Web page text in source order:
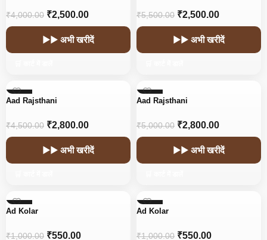
₹4,000.00 ₹2,500.00
▶▶ अभी खरीदें
₹5,500.00 ₹2,500.00
▶▶ अभी खरीदें
-38%
Aad Rajsthani
₹4,500.00 ₹2,800.00
▶▶ अभी खरीदें
-44%
Aad Rajsthani
₹5,000.00 ₹2,800.00
▶▶ अभी खरीदें
-45%
Ad Kolar
₹1,000.00 ₹550.00
-45%
Ad Kolar
₹1,000.00 ₹550.00